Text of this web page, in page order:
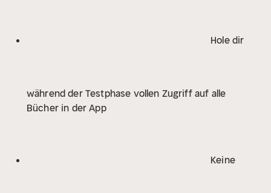
Hole dir
während der Testphase vollen Zugriff auf alle
Bücher in der App
Keine